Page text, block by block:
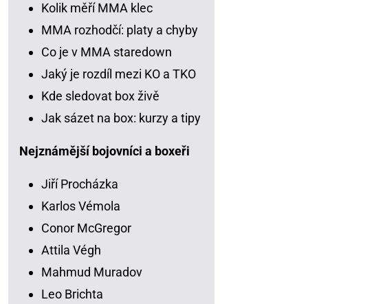
Kolik měří MMA klec
MMA rozhodčí: platy a chyby
Co je v MMA staredown
Jaký je rozdíl mezi KO a TKO
Kde sledovat box živě
Jak sázet na box: kurzy a tipy
Nejznámější bojovníci a boxeři
Jiří Procházka
Karlos Vémola
Conor McGregor
Attila Végh
Mahmud Muradov
Leo Brichta